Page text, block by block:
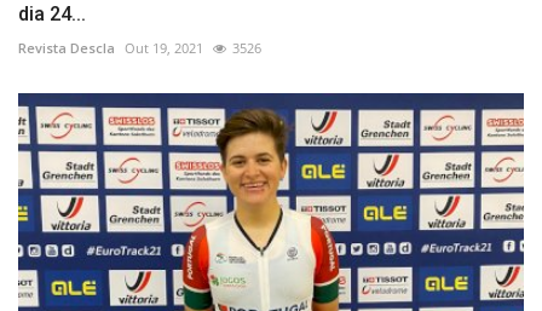
dia 24...
Revista Descla Out 19, 2021 3526